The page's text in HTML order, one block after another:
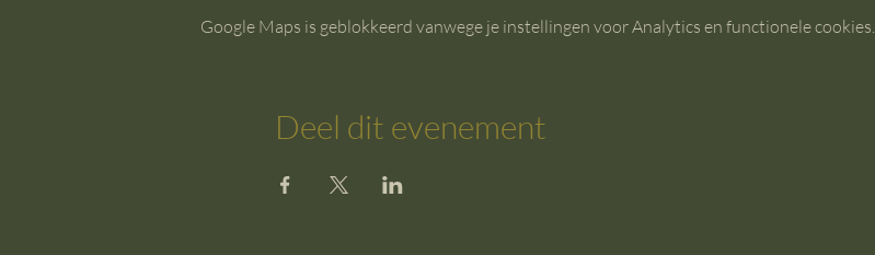
Google Maps is geblokkeerd vanwege je instellingen voor Analytics en functionele cookies.
Deel dit evenement